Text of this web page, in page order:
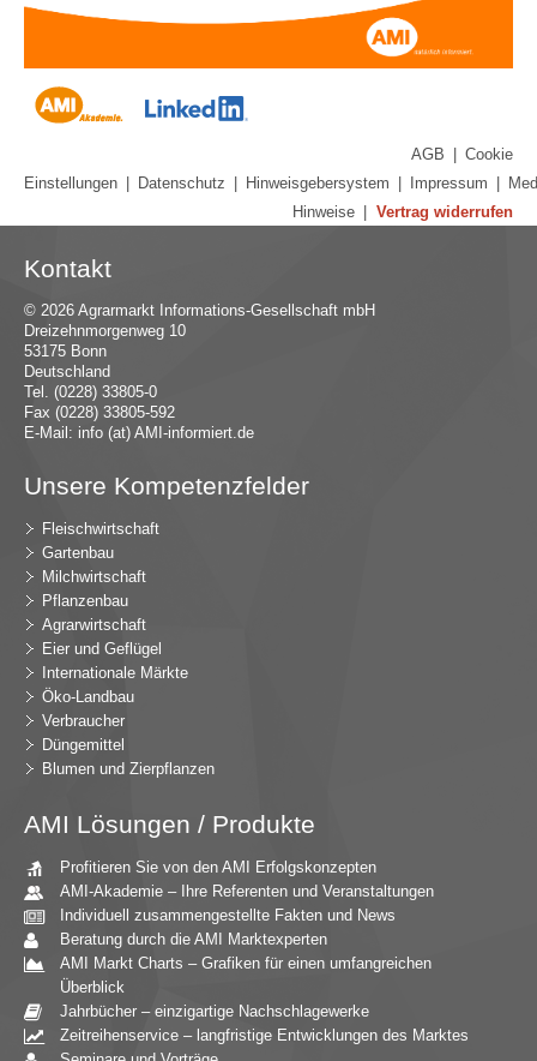
AGB
Cookie
Einstellungen
Datenschutz Hinweisgebersystem Impressum
Hinweise
Vertrag widerrufen
Kontakt
© 2026 Agrarmarkt Informations-Gesellschaft mbH
Dreizehnmorgenweg 10
53175 Bonn
Deutschland
Tel. (0228) 33805-0
Fax (0228) 33805-592
E-Mail: info (at) AMI-informiert.de
Unsere Kompetenzfelder
Fleischwirtschaft
Gartenbau
Milchwirtschaft
Pflanzenbau
Agrarwirtschaft
Eier und Geflügel
Internationale Märkte
Öko-Landbau
Verbraucher
Düngemittel
Blumen und Zierpflanzen
AMI Lösungen / Produkte
Profitieren Sie von den AMI Erfolgskonzepten
AMI-Akademie – Ihre Referenten und Veranstaltungen
Individuell zusammengestellte Fakten und News
Beratung durch die AMI Marktexperten
AMI Markt Charts – Grafiken für einen umfangreichen
Überblick
Jahrbücher – einzigartige Nachschlagewerke
Zeitreihenservice – langfristige Entwicklungen des Marktes